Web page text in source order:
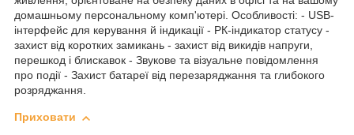
домашньому персональному комп'ютері. Особливості: - USB-
інтерфейс для керування й індикації - РК-індикатор статусу -
захист від коротких замикань - захист від викидів напруги,
перешкод і блискавок - Звукове та візуальне повідомлення
про події - Захист батареї від перезаряджання та глибокого
розряджання.
Приховати